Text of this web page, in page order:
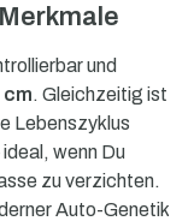
und
cm. Gleichzeitig ist
Lebenszyklus
ideal, wenn Du
zu verzichten.
Auto-Genetik